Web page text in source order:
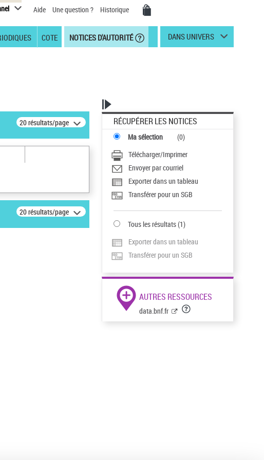
Aide Une question ? Historique
COTE NOTICES D'AUTORITÉ DANS UNIVERS
20 résultats/page
20 résultats/page
RÉCUPÉRER LES NOTICES
Ma sélection (0)
Télécharger/Imprimer
Envoyer par courriel
Exporter dans un tableau
Transférer pour un SGB
Tous les résultats(1)
Exporter dans un tableau
Transférer pour un SGB
AUTRES RESSOURCES
data.bnf.fr